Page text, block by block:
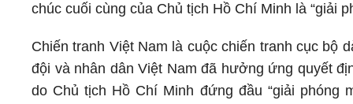
chúc cuối cùng của Chủ tịch Hồ Chí Minh là “giải
Chiến tranh Việt Nam là cuộc chiến tranh cục bộ
đội và nhân dân Việt Nam đã hưởng ứng quyết
do Chủ tịch Hồ Chí Minh đứng đầu “giải phóng